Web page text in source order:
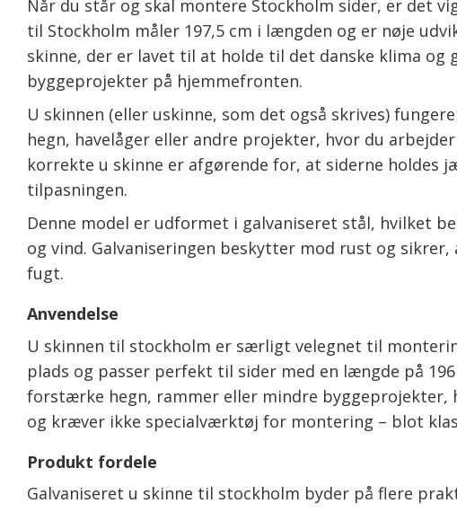
Når du står og skal montere Stockholm sider, er det
til Stockholm måler 197,5 cm i længden og er nøje
skinne, der er lavet til at holde til det danske klima
byggeprojekter på hjemmefronten.
U skinnen (eller uskinne, som det også skrives)
hegn, havelåger eller andre projekter, hvor du
korrekte u skinne er afgørende for, at siderne
tilpasningen.
Denne model er udformet i galvaniseret stål, hvilket
og vind. Galvaniseringen beskytter mod rust og
fugt.
Anvendelse
U skinnen til stockholm er særligt velegnet til
plads og passer perfekt til sider med en længde på
forstærke hegn, rammer eller mindre byggeprojekter,
og kræver ikke specialværktøj for montering – blot
Produkt fordele
Galvaniseret u skinne til stockholm byder på flere